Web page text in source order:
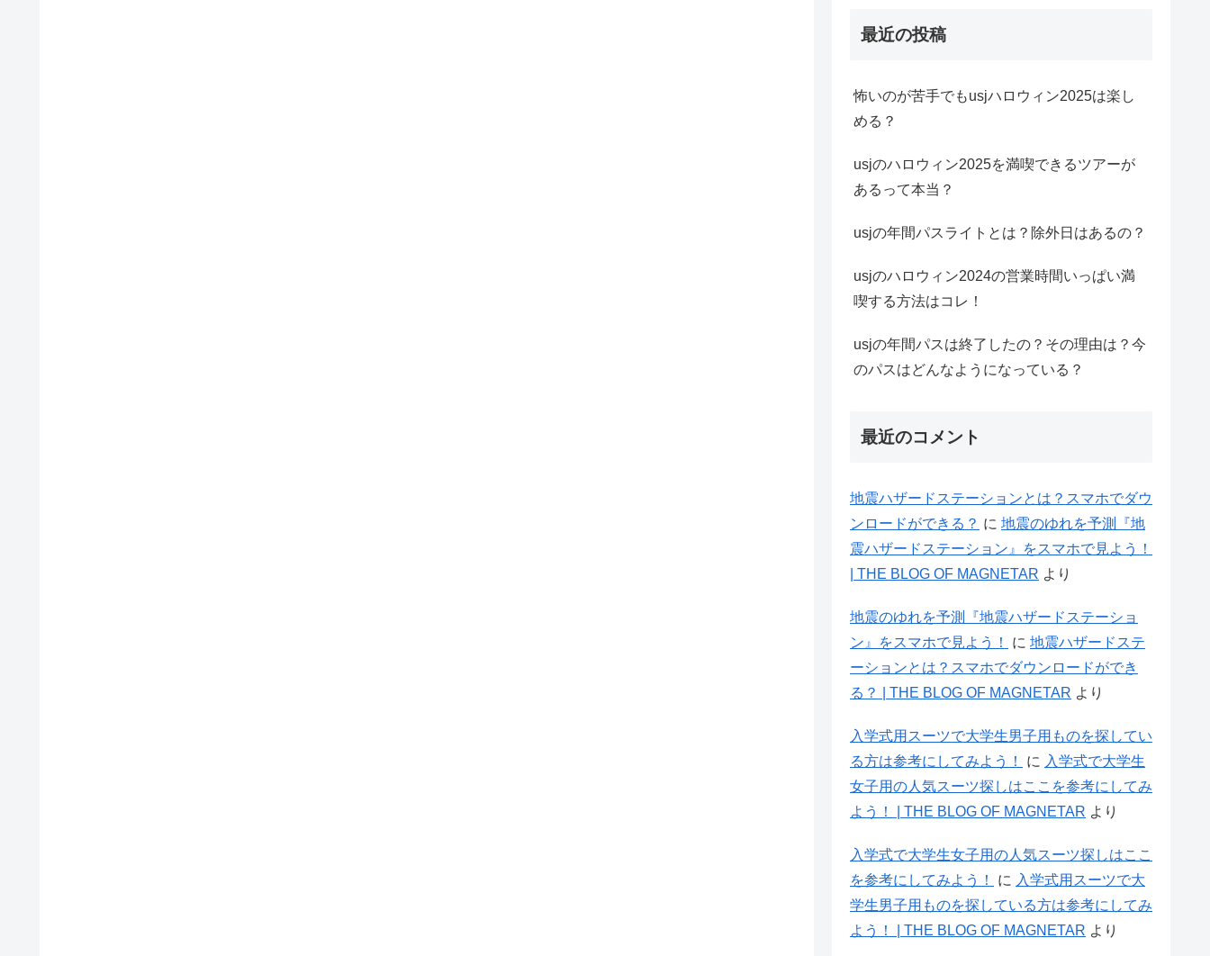
最近の投稿
怖いのが苦手でもusjハロウィン2025は楽し
める？
usjのハロウィン2025を満喫できるツアーが
あるって本当？
usjの年間パスライトとは？除外日はあるの？
usjのハロウィン2024の営業時間いっぱい満
喫する方法はコレ！
usjの年間パスは終了したの？その理由は？今
のパスはどんなようになっている？
最近のコメント
地震ハザードステーションとは？スマホでダウ
ンロードができる？ に 地震のゆれを予測『地
震ハザードステーション』をスマホで見よう！
| THE BLOG OF MAGNETAR より
地震のゆれを予測『地震ハザードステーショ
ン』をスマホで見よう！
に 地震ハザードステ
ーションとは？スマホでダウンロードができ
る？ | THE BLOG OF MAGNETAR より
入学式用スーツで大学生男子用ものを探してい
る方は参考にしてみよう！
に 入学式で大学生
女子用の人気スーツ探しはここを参考にしてみ
よう！ | THE BLOG OF MAGNETAR より
入学式で大学生女子用の人気スーツ探しはここ
を参考にしてみよう！
に 入学式用スーツで大
学生男子用ものを探している方は参考にしてみ
よう！ | THE BLOG OF MAGNETAR より